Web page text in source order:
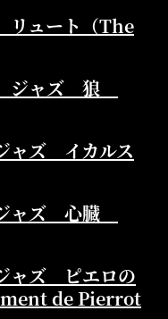
ュート（The
ジャズ 狼
ャズ イカルス
ャズ 心臓
ャズ ピエロの
de Pierrot